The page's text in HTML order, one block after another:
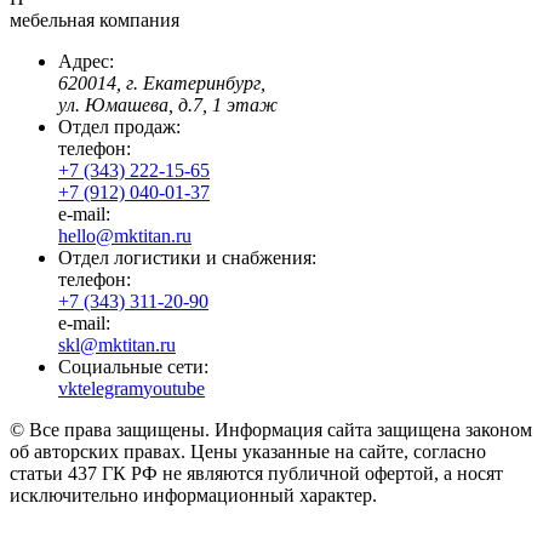
мебельная компания
Адрес:
620014, г. Екатеринбург,
ул. Юмашева, д.7, 1 этаж
Отдел продаж:
телефон:
+7 (343) 222-15-65
+7 (912) 040-01-37
e-mail:
hello@mktitan.ru
Отдел логистики и снабжения:
телефон:
+7 (343) 311-20-90
e-mail:
skl@mktitan.ru
Социальные сети:
vktelegramyoutube
© Все права защищены. Информация сайта защищена законом
об авторских правах. Цены указанные на сайте, согласно
статьи 437 ГК РФ не являются публичной офертой, а носят
исключительно информационный характер.